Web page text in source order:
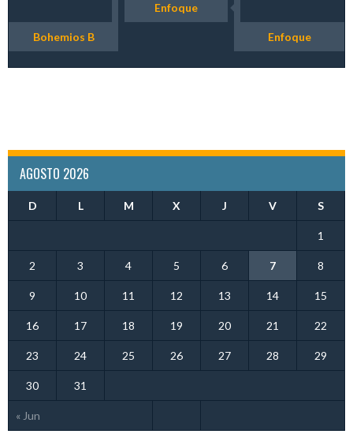
Enfoque
Bohemios B Enfoque
AGOSTO 2026
D L M X J V S
« Jun
1
2 3 4 5 6 7 8
9 10 11 12 13 14 15
16 17 18 19 20 21 22
23 24 25 26 27 28 29
30 31